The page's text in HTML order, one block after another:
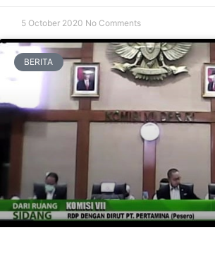
5 October 2020 No Comments
BERITA